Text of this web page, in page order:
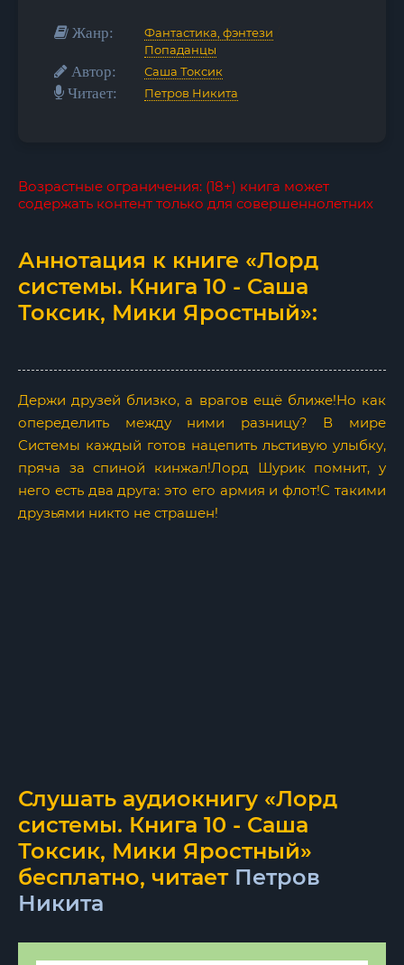
Жанр: Фантастика, фэнтези
Попаданцы
Автор: Саша Токсик
Читает: Петров Никита
Возрастные ограничения: (18+) книга может
содержать контент только для совершеннолетних
Аннотация к книге «Лорд
системы. Книга 10 - Саша
Токсик, Мики Яростный»:
Держи друзей близко, а врагов ещё ближе!Но как
опеределить между ними разницу? В мире
Системы каждый готов нацепить льстивую улыбку,
пряча за спиной кинжал!Лорд Шурик помнит, у
него есть два друга: это его армия и флот!С такими
друзьями никто не страшен!
Слушать аудиокнигу «Лорд
системы. Книга 10 - Саша
Токсик, Мики Яростный»
бесплатно, читает Петров
Никита